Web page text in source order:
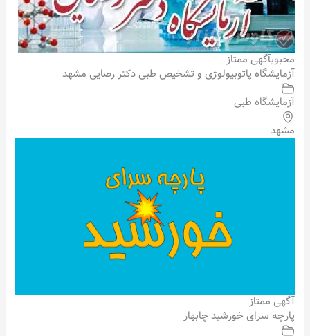
محبوبآگهی ممتاز
آزمایشگاه پاتوبیولوژی و تشخیص طبی دکتر رضایی مشهد
آزمایشگاه طبی
مشهد
آگهی ممتاز
پارچه سرای خورشید چابهار